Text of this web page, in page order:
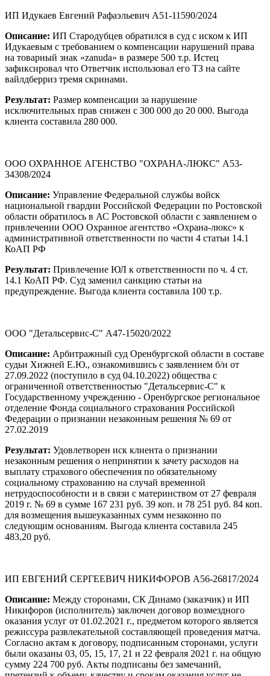
ИП Идукаев Евгений Рафаэльевич А51-11590/2024
Описание: ИП Стародубцев обратился в суд с иском к ИП
Идукаевым с требованием о компенсации нарушений права
на товарный знак «zanuda» в размере 500 т.р. Истец
зафиксировал что Ответчик использовал его ТЗ на сайте
вайлдберриз тремя скринами.
Результат: Размер компенсации за нарушение
исключительных прав снижен с 300 000 до 20 000. Выгода
клиента составила 280 000.
ООО ОХРАННОЕ АГЕНСТВО "ОХРАНА-ЛЮКС" А53-
34308/2024
Описание: Управление Федеральной службы войск
национальной гвардии Российской Федерации по Ростовской
области обратилось в АС Ростовской области с заявлением о
привлечении ООО Охранное агентство «Охрана-люкс» к
административной ответственности по части 4 статьи 14.1
КоАП РФ
Результат: Привлечение ЮЛ к ответственности по ч. 4 ст.
14.1 КоАП РФ. Суд заменил санкцию статьи на
предупреждение. Выгода клиента составила 100 т.р.
ООО "Детальсервис-С" А47-15020/2022
Описание: Арбитражный суд Оренбургской области в составе
судьи Хижней Е.Ю., ознакомившись с заявлением б/н от
27.09.2022 (поступило в суд 04.10.2022) общества с
ограниченной ответственностью "Детальсервис-С" к
Государственному учреждению - Оренбургское региональное
отделение Фонда социального страхования Российской
Федерации о признании незаконным решения № 69 от
27.02.2019
Результат: Удовлетворен иск клиента о признании
незаконным решения о непринятии к зачету расходов на
выплату страхового обеспечения по обязательному
социальному страхованию на случай временной
нетрудоспособности и в связи с материнством от 27 февраля
2019 г. № 69 в сумме 167 231 руб. 39 коп. и 78 251 руб. 84 коп.
для возмещения вышеуказанных сумм незаконно по
следующим основаниям. Выгода клиента составила 245
483,20 руб.
ИП ЕВГЕНИЙ СЕРГЕЕВИЧ НИКИФОРОВ А56-26817/2024
Описание: Между сторонами, СК Динамо (заказчик) и ИП
Никифоров (исполнитель) заключен договор возмездного
оказания услуг от 01.02.2021 г., предметом которого является
режиссура развлекательной составляющей проведения матча.
Согласно актам к договору, подписанным сторонами, услуги
были оказаны 03, 05, 15, 17, 21 и 22 февраля 2021 г. на общую
сумму 224 700 руб. Акты подписаны без замечаний,